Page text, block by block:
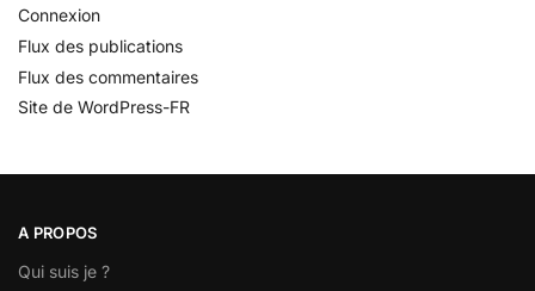
Connexion
Flux des publications
Flux des commentaires
Site de WordPress-FR
A PROPOS
Qui suis je ?